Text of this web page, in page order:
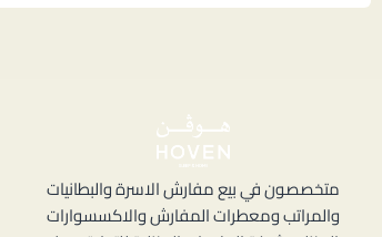
متخصصون في بيع مفارش الاسرة والبطانيات
والمراتب ومعطرات المفارش والاكسسوارات